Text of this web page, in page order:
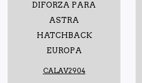
DIFORZA PARA
ASTRA
HATCHBACK
EUROPA
CALAV2904